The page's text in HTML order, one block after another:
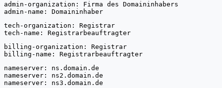
admin-organization: Firma des Domaininhabers
admin-name: Domaininhaber
tech-organization: Registrar
tech-name: Registrarbeauftragter
billing-organization: Registrar
billing-name: Registrarbeauftragter
nameserver: ns.domain.de
nameserver: ns2.domain.de
nameserver: ns3.domain.de